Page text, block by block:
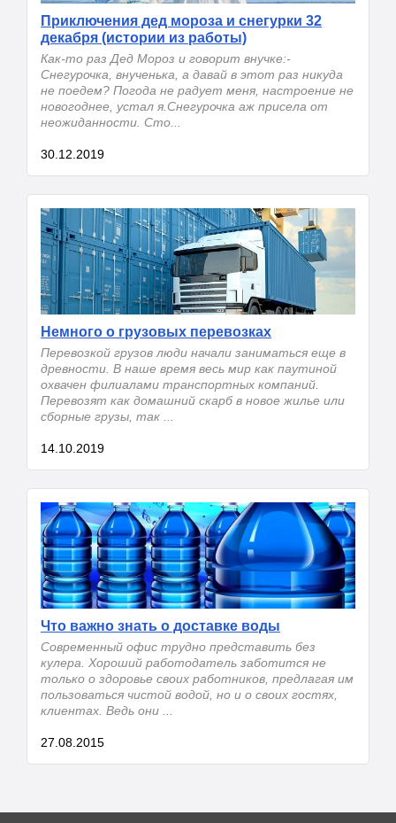
Приключения дед мороза и снегурки 32
декабря (истории из работы)
Как-то раз Дед Мороз и говорит внучке:-
Снегурочка, внученька, а давай в этот раз никуда
не поедем? Погода не радует меня, настроение не
новогоднее, устал я.Снегурочка аж присела от
неожиданности. Сто...
30.12.2019
Немного о грузовых перевозках
Перевозкой грузов люди начали заниматься еще в
древности. В наше время весь мир как паутиной
охвачен филиалами транспортных компаний.
Перевозят как домашний скарб в новое жилье или
сборные грузы, так ...
14.10.2019
Что важно знать о доставке воды
Современный офис трудно представить без
кулера. Хороший работодатель заботится не
только о здоровье своих работников, предлагая им
пользоваться чистой водой, но и о своих гостях,
клиентах. Ведь они ...
27.08.2015